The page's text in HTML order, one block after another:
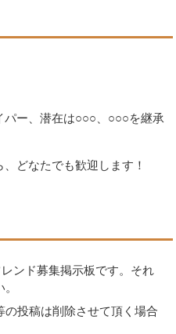
パー、潜在は○○○、○○○を継承
どなたでも歓迎します！
ンド募集掲示板です。それ
投稿は削除させて頂く場合